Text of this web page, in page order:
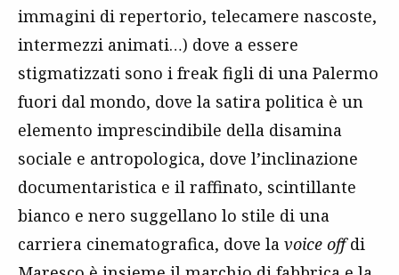
immagini di repertorio, telecamere nascoste,
intermezzi animati…) dove a essere
stigmatizzati sono i freak figli di una Palermo
fuori dal mondo, dove la satira politica è un
elemento imprescindibile della disamina
sociale e antropologica, dove l’inclinazione
documentaristica e il raffinato, scintillante
bianco e nero suggellano lo stile di una
carriera cinematografica, dove la voice offdi